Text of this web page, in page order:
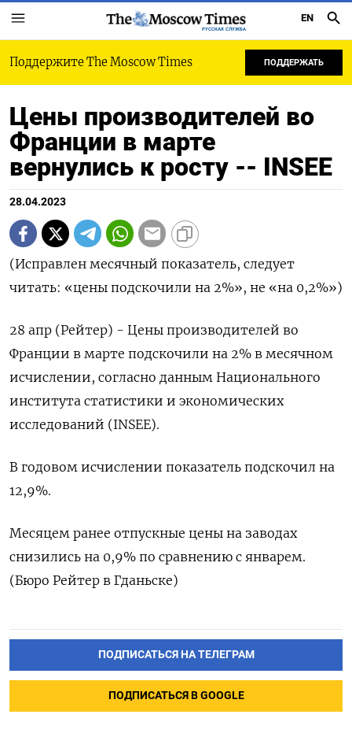
РУССКАЯ СЛУЖБА
EN
Поддержите The Moscow Times ПОДДЕРЖАТЬ
Цены производителей во
Франции в марте
вернулись к росту -- INSEE
28.04.2023
(Исправлен месячный показатель, следует
читать: «цены подскочили на 2%», не «на 0,2%»)
28 апр (Рейтер) - Цены производителей во
Франции в марте подскочили на 2% в месячном
исчислении, согласно данным Национального
института статистики и экономических
исследований (INSEE).
В годовом исчислении показатель подскочил на
12,9%.
Месяцем ранее отпускные цены на заводах
снизились на 0,9% по сравнению с январем.
(Бюро Рейтер в Гданьске)
ПОДПИСАТЬСЯ НА ТЕЛЕГРАМ
ПОДПИСАТЬСЯ В GOOGLE